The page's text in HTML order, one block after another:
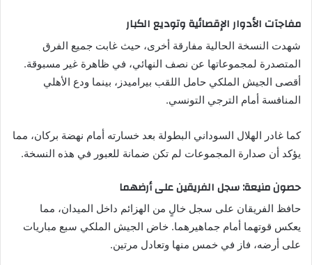
مفاجآت الأدوار الإقصائية وتوديع الكبار
شهدت النسخة الحالية مفارقة أخرى، حيث غابت جميع الفرق
المتصدرة لمجموعاتها عن نصف النهائي، في ظاهرة غير مسبوقة.
أقصى الجيش الملكي حامل اللقب بيراميدز، بينما ودع الأهلي
المنافسة أمام الترجي التونسي.
كما غادر الهلال السوداني البطولة بعد خسارته أمام نهضة بركان، مما
يؤكد أن صدارة المجموعات لم تكن ضمانة للعبور في هذه النسخة.
حصون منيعة: سجل الفريقين على أرضهما
حافظ الفريقان على سجل خالٍ من الهزائم داخل الميدان، مما
يعكس قوتهما أمام جماهيرهما. خاض الجيش الملكي سبع مباريات
على أرضه، فاز في خمس منها وتعادل مرتين.